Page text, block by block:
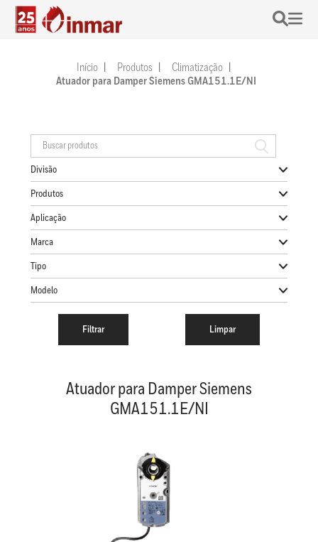
Início Produtos
Climatização
Atuador para Damper Siemens GMA151.1E/NI
Divisão
Produtos
Aplicação
Marca
Tipo
Modelo
Atuador para Damper Siemens
GMA151.1E/NI